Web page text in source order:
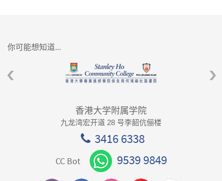
你可能想知道...
香港大学附属学院
九龙湾宏开道 28 号李韶伉俪楼
3416 6338
CC Bot 9539 9849